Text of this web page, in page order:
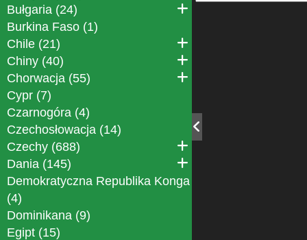
Bułgaria (24)
Burkina Faso (1)
Chile (21)
Chiny (40)
Chorwacja (55)
Cypr (7)
Czarnogóra (4)
Czechosłowacja (14)
Czechy (688)
Dania (145)
Demokratyczna Republika Konga
(4)
Dominikana (9)
Egipt (15)